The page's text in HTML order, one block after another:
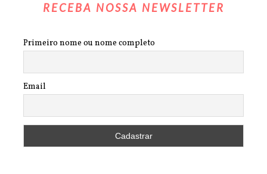
RECEBA NOSSA NEWSLETTER
Primeiro nome ou nome completo
Email